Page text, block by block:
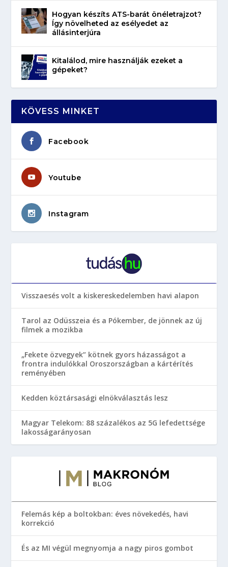
Hogyan készíts ATS-barát önéletrajzot?
Így növelheted az esélyedet az
állásinterjúra
Kitalálod, mire használják ezeket a
gépeket?
KÖVESS MINKET
Facebook
Youtube
Instagram
Visszaesés volt a kiskereskedelemben havi alapon
Tarol az Odüsszeia és a Pókember, de jönnek az új
filmek a mozikba
„Fekete özvegyek” kötnek gyors házasságot a
frontra indulókkal Oroszországban a kártérítés
reményében
Kedden köztársasági elnökválasztás lesz
Magyar Telekom: 88 százalékos az 5G lefedettsége
lakosságarányosan
Felemás kép a boltokban: éves növekedés, havi
korrekció
És az MI végül megnyomja a nagy piros gombot